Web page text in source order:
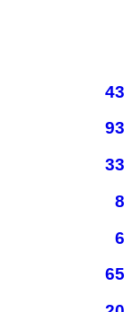
43
93
33
8
6
65